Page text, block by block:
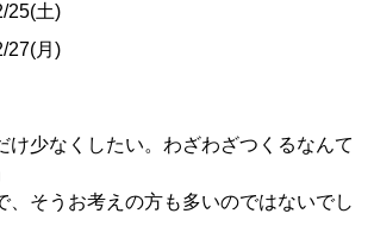
25(土)
27(月)
け少なくしたい。わざわざつくるなんて
、そうお考えの方も多いのではないでし